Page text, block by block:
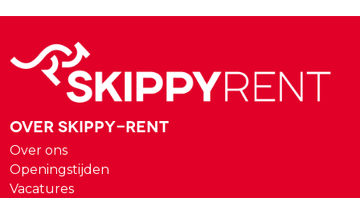
Over Skippy-rent
Over ons
Openingstijden
Vacatures